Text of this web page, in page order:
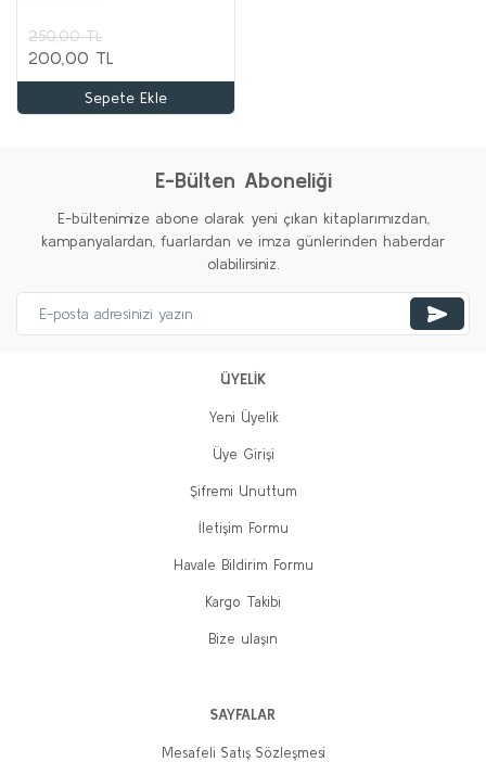
250,00 TL
200,00 TL
Sepete Ekle
E-Bülten Aboneliği
E-bültenimize abone olarak yeni çıkan kitaplarımızdan,
kampanyalardan, fuarlardan ve imza günlerinden haberdar
olabilirsiniz.
ÜYELİK
Yeni Üyelik
Üye Girişi
Şifremi Unuttum
İletişim Formu
Havale Bildirim Formu
Kargo Takibi
Bize ulaşın
SAYFALAR
Mesafeli Satış Sözleşmesi